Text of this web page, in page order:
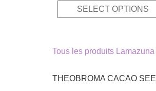
was:
7,90€.
is:
7,11€.
SELECT OPTIONS
Tous les produits Lamazuna
THEOBROMA CACAO